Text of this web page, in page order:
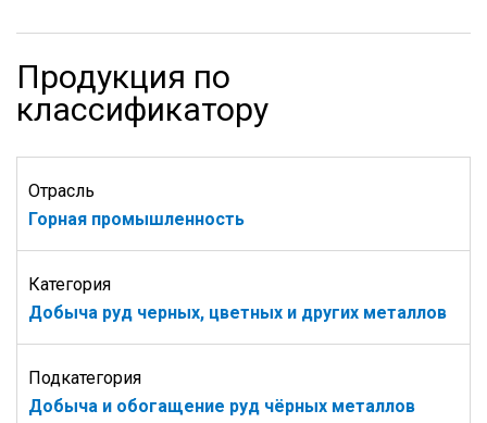
Продукция по
классификатору
Отрасль
Горная промышленность
Категория
Добыча руд черных, цветных и других металлов
Подкатегория
Добыча и обогащение руд чёрных металлов